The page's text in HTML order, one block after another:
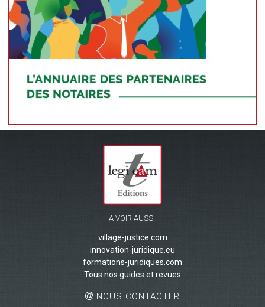
A VOIR AUSSI:
village-justice.com
innovation-juridique.eu
formations-juridiques.com
Tous nos guides et revues
NOUS CONTACTER